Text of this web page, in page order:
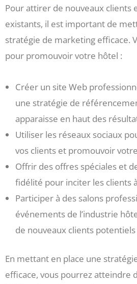
Pour attirer de nouveaux clients
existants, il est important de
stratégie de marketing efficace.
pour promouvoir votre hôtel :
Créer un site Web
une stratégie de
apparaisse en haut des
Utiliser les réseaux sociaux
vos clients et promouvoir
Offrir des offres spéciales et
fidélité pour inciter les clients
Participer à des salons
événements de l’industrie
de nouveaux clients potentiels
En mettant en place une
efficace, vous pourrez atteindre